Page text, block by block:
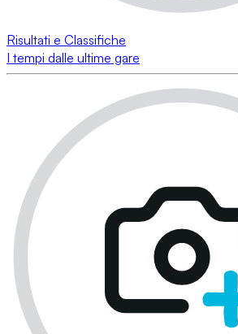
Risultati e Classifiche
I tempi dalle ultime gare